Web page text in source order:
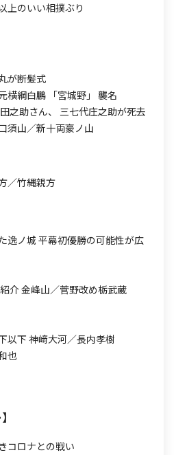
上のいい相撲ぶり
が断髪式
横綱白鵬 「宮城野」 襲名
之助さん、 三七代庄之助が死去
須山／新十両豪ノ山
／竹縄親方
逸ノ城 平幕初優勝の可能性が広
介 金峰山／菅野改め栃武蔵
以下 神﨑大河／長内孝樹
也
コロナとの戦い